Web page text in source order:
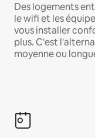
Des logements
le wifi et les
vous installer
plus. C'est
moyenne ou